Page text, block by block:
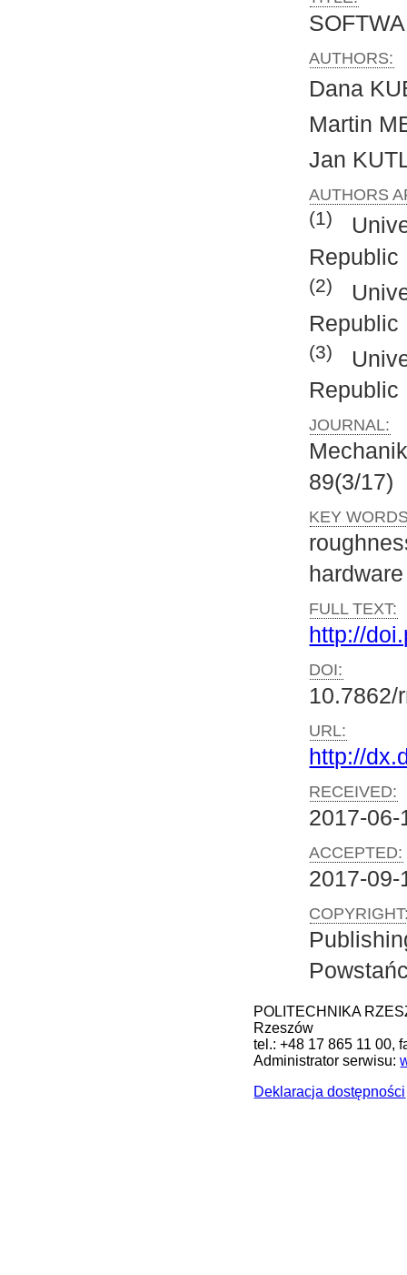
AUTHORS:
Dana
Martin
Jan
AUTHORS
(1)
Republic
(2)
Republic
(3)
Republic
JOURNAL:
89(3/17)
KEY
FULL TEXT:
http://
DOI:
10.7862/
URL:
http://
RECEIVED:
2017-06-
ACCEPTED:
2017-09-
POLITECHNIKA
Rzeszów
tel.: +48 17 865 11 00,
Administrator serwisu:
Deklaracja dostępności